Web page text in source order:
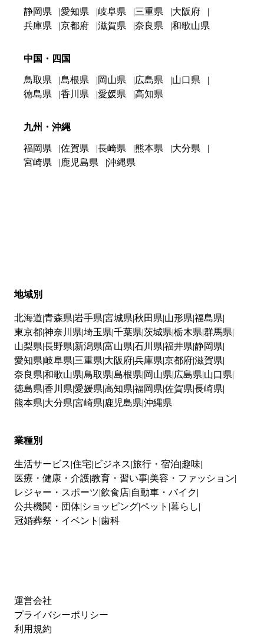
静岡県 愛知県 岐阜県 三重県
大阪府
兵庫県
京都府 滋賀県 奈良県 和歌山県
中国・四国
鳥取県 島根県 岡山県 広島県
山口県
徳島県
香川県 愛媛県 高知県
九州・沖縄
福岡県 佐賀県 長崎県 熊本県
大分県
宮崎県
鹿児島県 沖縄県
地域別
北海道 青森県 岩手県 宮城県 秋田県 山形県 福島県
東京都神奈川県 埼玉県 千葉県 茨城県 栃木県 群馬県
山梨県 長野県 新潟県 富山県 石川県 福井県 静岡県
愛知県 岐阜県 三重県 大阪府兵庫県 京都府滋賀県
奈良県 和歌山県 鳥取県 島根県 岡山県 広島県 山口県
徳島県 香川県 愛媛県 高知県 福岡県 佐賀県 長崎県
熊本県 大分県 宮崎県 鹿児島県 沖縄県
業種別
生活サービス 住宅 ビジネス 旅行・宿泊 趣味
医療・健康・介護教育・習い事 美容・ファッション
レジャー・スポーツ 飲食店 自動車・バイク
公共機関・団体 ショッピングペット 暮らし
冠婚葬祭・イベント 歯科
運営会社
プライバシーポリシー
利用規約